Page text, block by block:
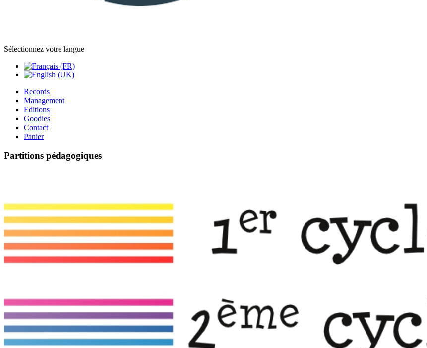
Sélectionnez votre langue
Records
Management
Editions
Goodies
Contact
Panier
Partitions pédagogiques